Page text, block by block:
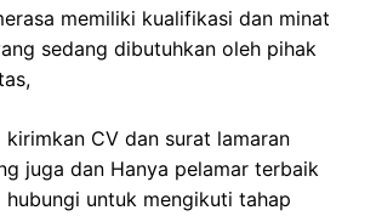
memiliki kualifikasi dan minat
sedang dibutuhkan oleh pihak
kirimkan CV dan surat lamaran
juga dan Hanya pelamar terbaik
hubungi untuk mengikuti tahap